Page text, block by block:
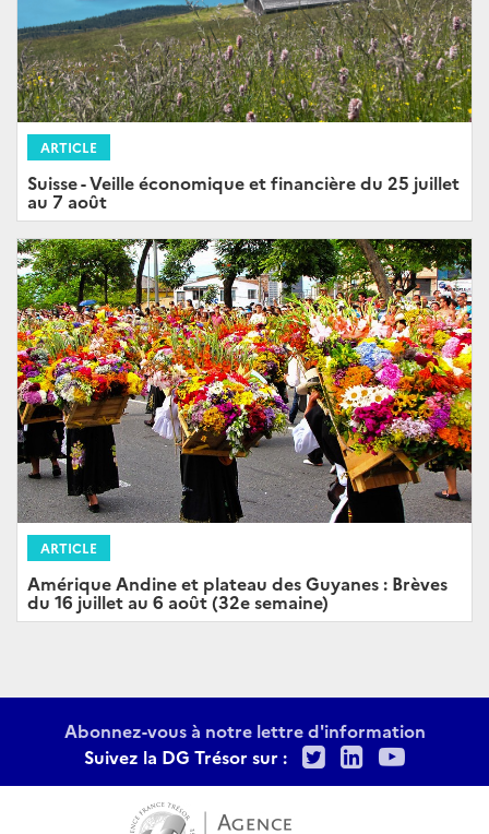
ARTICLE
Suisse - Veille économique et financière du 25 juillet
au 7 août
ARTICLE
Amérique Andine et plateau des Guyanes : Brèves
du 16 juillet au 6 août (32e semaine)
Abonnez-vous à notre lettre d'information
Suivez la DG Trésor sur :
TwitterLinkedIn